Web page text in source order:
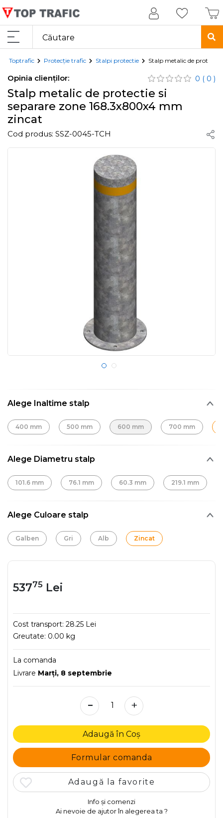
Toptrafic Protecție trafic Stalpi protectie Stalp metalic de
Opinia clienților: 0 ( 0 )
Stalp metalic de protectie si
separare zone 168.3x800x4 mm
zincat
Cod produs: SSZ-0045-TCH
Alege Inaltime stalp
400 mm 500 mm 600 mm 700 mm
Alege Diametru stalp
101.6 mm 76.1 mm 60.3 mm 219.1 mm
Alege Culoare stalp
Galben Gri Alb Zincat
53775 Lei
Cost transport: 28.25 Lei
Greutate: 0.00 kg
La comanda
Livrare Marţi, 8 septembrie
- +
Adaugă în Coș
Formular comanda
Adaugă la favorite
Info și comenzi
Ai nevoie de ajutor în alegerea ta ?